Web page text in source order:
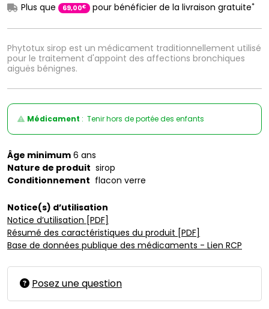
Phytotux sirop est un médicament traditionnellement utilisé
pour le traitement d'appoint des affections bronchiques
aiguës bénignes.
Plus que
69,00€ pour bénéficier de la livraison gratuite*
Médicament : Tenir hors de portée des enfants
Âge minimum 6 ans
Nature de produit sirop
Conditionnement flacon verre
Notice(s) d’utilisation
Notice d’utilisation [PDF]
Résumé des caractéristiques du produit [PDF]
Base de données publique des médicaments - Lien RCP
Posez une question